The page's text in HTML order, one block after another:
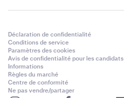
Déclaration de confidentialité
Conditions de service
Paramètres des cookies
Avis de confidentialité pour les candidats
Informations
Règles du marché
Centre de conformité
Ne pas vendre/partager